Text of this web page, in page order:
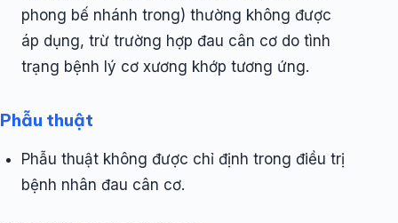
phong bế nhánh trong) thường không được
áp dụng, trừ trường hợp đau cân cơ do tình
trạng bệnh lý cơ xương khớp tương ứng.
Phẫu thuật
Phẫu thuật không được chỉ định trong điều trị
bệnh nhân đau cân cơ.